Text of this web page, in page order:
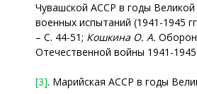
Чувашской АССР в годы
военных испытаний (1941-1945
– С. 44-51; Кошкина О. А.
Отечественной войны 1941-
[3]. Марийская АССР в годы